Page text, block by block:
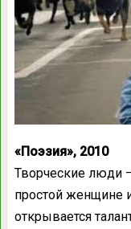
«Поэзия», 2010
Творческие люди
простой женщине
открывается